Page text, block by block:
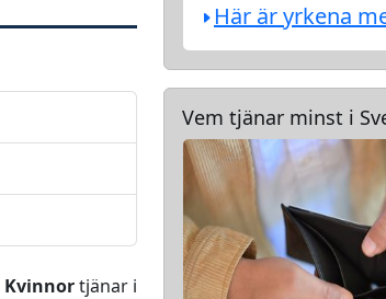
Kvinnortjänar i
Här är yrkena
Vem tjänar minst i